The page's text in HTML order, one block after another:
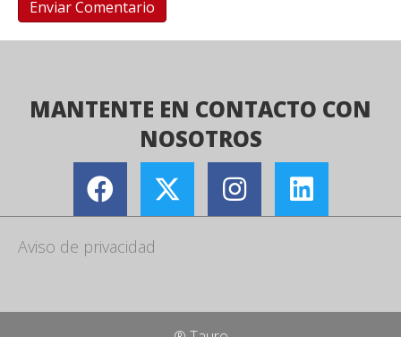
MANTENTE EN CONTACTO CON
NOSOTROS
Aviso de privacidad